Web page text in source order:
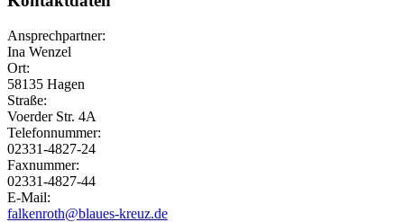
Ansprechpartner:
Ina Wenzel
Ort:
58135 Hagen
Straße:
Voerder Str. 4A
Telefonnummer:
02331-4827-24
Faxnummer:
02331-4827-44
E-Mail:
falkenroth@blaues-kreuz.de